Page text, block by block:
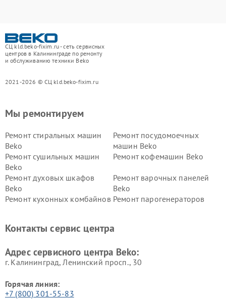
СЦ kld.beko-fixim.ru - сеть сервисных
центров в Калининграде по ремонту
и обслуживанию техники Beko
2021-2026 © СЦ kld.beko-fixim.ru
Мы ремонтируем
Ремонт стиральных машин
Beko
Ремонт посудомоечных
машин Beko
Ремонт сушильных машин
Beko
Ремонт кофемашин Beko
Ремонт духовых шкафов
Beko
Ремонт варочных панелей
Beko
Ремонт кухонных комбайнов Ремонт парогенераторов
Ремонт холодильников Beko Ремонт морозильных камер
Контакты сервис центра
Адрес сервисного центра Beko:
г. Калининград, Ленинский просп., 30
Горячая линия:
+7 (800) 301-55-83